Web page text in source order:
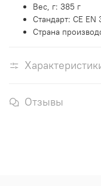
Вес, г: 385 г
Стандарт: CE
Страна
Отзывы